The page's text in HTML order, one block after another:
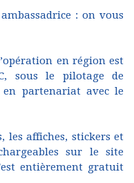
: on vous
en région est
sous le pilotage de
en partenariat avec le
les affiches, stickers et
sur le site
entièrement gratuit